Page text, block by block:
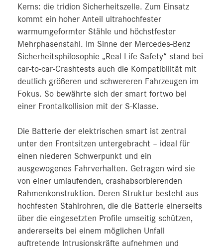
Kerns: die tridion Sicherheitszelle. Zum Einsatz
kommt ein hoher Anteil ultrahochfester
warmumgeformter Stähle und höchstfester
Mehrphasenstahl. Im Sinne der Mercedes-Benz
Sicherheitsphilosophie „Real Life Safety“ stand bei
car-to-car-Crashtests auch die Kompatibilität mit
deutlich größeren und schwereren Fahrzeugen im
Fokus. So bewährte sich der smart fortwo bei
einer Frontalkollision mit der S‑Klasse.
Die Batterie der elektrischen smart ist zentral
unter den Frontsitzen untergebracht – ideal für
einen niederen Schwerpunkt und ein
ausgewogenes Fahrverhalten. Getragen wird sie
von einer umlaufenden, crashabsorbierenden
Rahmenkonstruktion. Deren Struktur besteht aus
hochfesten Stahlrohren, die die Batterie einerseits
über die eingesetzten Profile umseitig schützen,
andererseits bei einem möglichen Unfall
auftretende Intrusionskräfte aufnehmen und